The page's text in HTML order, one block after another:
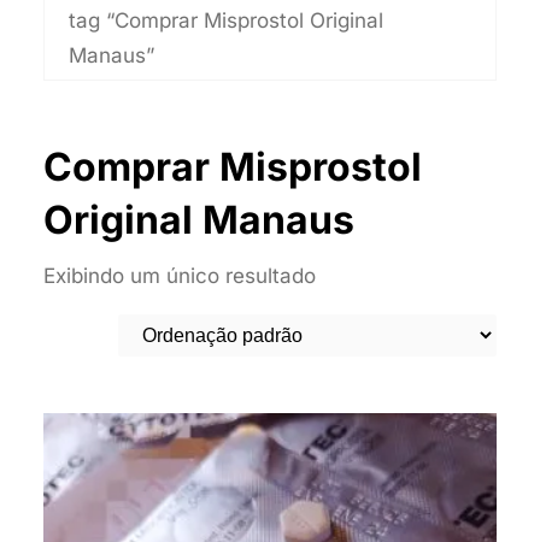
tag “Comprar Misprostol Original
Manaus”
Comprar Misprostol
Original Manaus
Exibindo um único resultado